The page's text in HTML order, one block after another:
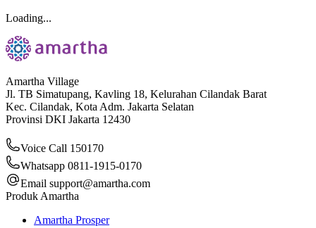
Loading...
Amartha Village
Jl. TB Simatupang, Kavling 18, Kelurahan Cilandak Barat
Kec. Cilandak, Kota Adm. Jakarta Selatan
Provinsi DKI Jakarta 12430
Voice Call 150170
Whatsapp 0811-1915-0170
Email support@amartha.com
Produk Amartha
Amartha Prosper